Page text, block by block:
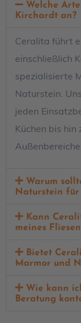
Welche
Kirchardt an?
Ceralita führt
einschließlich
spezialisierte
Naturstein.
jeden
Küchen bis hin
Warum
Naturstein für
Kann
meines
Bietet
Marmor und
Wie kann
Beratung